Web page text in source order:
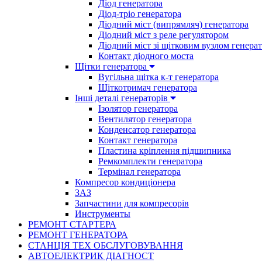
Діод генератора
Діод-тріо генератора
Діодний міст (випрямляч) генератора
Діодний міст з реле регулятором
Діодний міст зі щітковим вузлом
Контакт діодного моста
Щітки генератора
Вугільна щітка к-т генератора
Щіткотримач генератора
Інші деталі генераторів
Ізолятор генератора
Вентилятор генератора
Конденсатор генератора
Контакт генератора
Пластина кріплення підшипника
Ремкомплекти генератора
Термінал генератора
Компресор кондиціонера
ЗАЗ
Запчастини для компресорів
Инструменты
РЕМОНТ СТАРТЕРА
РЕМОНТ ГЕНЕРАТОРА
СТАНЦІЯ ТЕХ ОБСЛУГОВУВАННЯ
АВТОЕЛЕКТРИК ДІАГНОСТ